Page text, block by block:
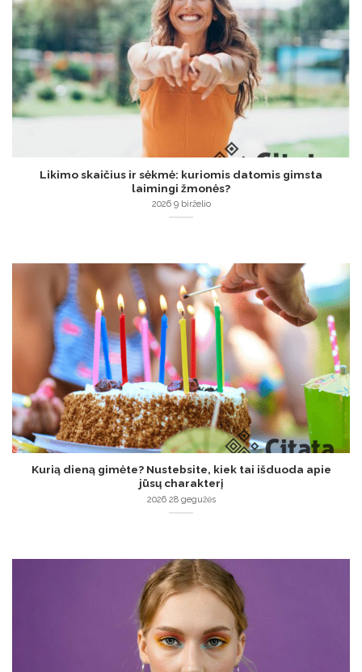
Likimo skaičius ir sėkmė: kuriomis datomis gimsta
laimingi žmonės?
2026 9 birželio
Kurią dieną gimėte? Nustebsite, kiek tai išduoda apie
jūsų charakterį
2026 28 gegužės